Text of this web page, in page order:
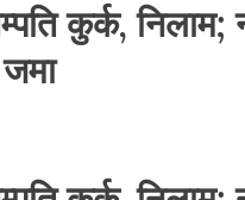
कुर्क, निलाम;